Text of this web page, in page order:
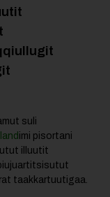
suli
imi pisortani
illuutit
taakkartuutigaa.